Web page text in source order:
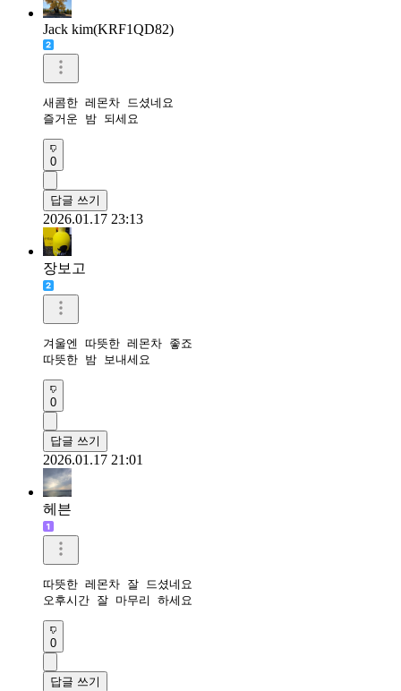
Jack kim(KRF1QD82)
새콤한 레몬차 드셨네요
즐거운 밤 되세요
0
답글 쓰기
2026.01.17 23:13
장보고
겨울엔 따뜻한 레몬차 좋죠
따뜻한 밤 보내세요
0
답글 쓰기
2026.01.17 21:01
헤븐
따뜻한 레몬차 잘 드셨네요
오후시간 잘 마무리 하세요
0
답글 쓰기